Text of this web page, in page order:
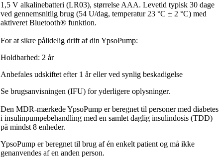
1,5 V alkalinebatteri (LR03), størrelse AAA. Levetid typisk 30 dage
ved gennemsnitlig brug (54 U/dag, temperatur 23 °C ± 2 °C) med
aktiveret Bluetooth® funktion.
For at sikre pålidelig drift af din YpsoPump:
Holdbarhed: 2 år
Anbefales udskiftet efter 1 år eller ved synlig beskadigelse
Se brugsanvisningen (IFU) for yderligere oplysninger.
Den MDR-mærkede YpsoPump er beregnet til personer med diabetes
i insulinpumpebehandling med en samlet daglig insulindosis (TDD)
på mindst 8 enheder.
YpsoPump er beregnet til brug af én enkelt patient og må ikke
genanvendes af en anden person.